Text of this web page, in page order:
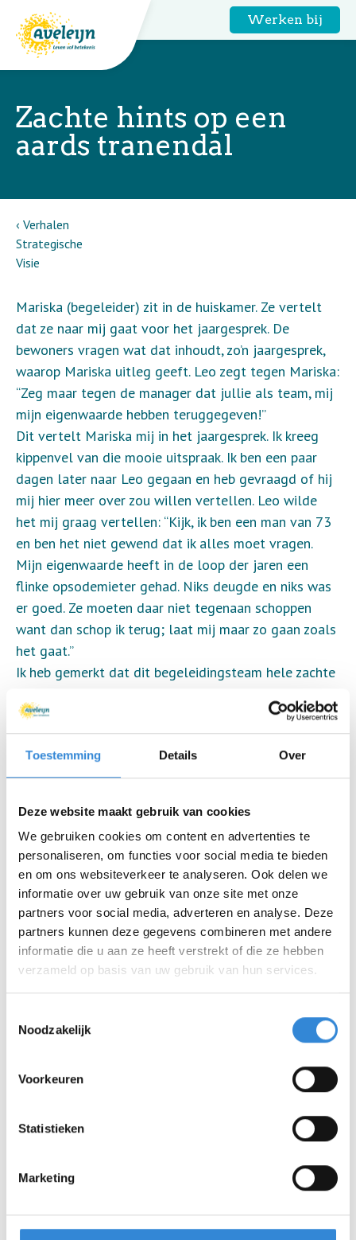
Toestemming Details Over
Deze website maakt gebruik van cookies
We gebruiken cookies om content en advertenties te
personaliseren, om functies voor social media te bieden
en om ons websiteverkeer te analyseren. Ook delen we
informatie over uw gebruik van onze site met onze
partners voor social media, adverteren en analyse. Deze
partners kunnen deze gegevens combineren met andere
informatie die u aan ze heeft verstrekt of die ze hebben
verzameld op basis van uw gebruik van hun services.
Noodzakelijk
Voorkeuren
Statistieken
Marketing
Werken bij
Zachte hints op een
aards tranendal
Verhalen
Strategische
Visie
Mariska (begeleider) zit in de huiskamer. Ze vertelt
dat ze naar mij gaat voor het jaargesprek. De
bewoners vragen wat dat inhoudt, zo’n jaargesprek,
waarop Mariska uitleg geeft. Leo zegt tegen Mariska:
“Zeg maar tegen de manager dat jullie als team, mij
mijn eigenwaarde hebben teruggegeven!”
Dit vertelt Mariska mij in het jaargesprek. Ik kreeg
kippenvel van die mooie uitspraak. Ik ben een paar
dagen later naar Leo gegaan en heb gevraagd of hij
mij hier meer over zou willen vertellen. Leo wilde
het mij graag vertellen: “Kijk, ik ben een man van 73
en ben het niet gewend dat ik alles moet vragen.
Mijn eigenwaarde heeft in de loop der jaren een
flinke opsodemieter gehad. Niks deugde en niks was
er goed. Ze moeten daar niet tegenaan schoppen
want dan schop ik terug; laat mij maar zo gaan zoals
het gaat.”
Ik heb gemerkt dat dit begeleidingsteam hele zachte
even later als het gezegd is doe ik er toch iets mee.
Dat is juist het mooie. Ze proberen mij op een
gedachtegang te zetten, waardoor het misschien wél
lukt. Het gaat ook met kleine beetjes, je kunt niet
ik hier langer woonde, merkte ik ook dat het mij
steeds makkelijker afging en dat mijn eigenwaarde
terugkwam. Dat is waarom ik tegen Mariska zei:
“Jullie hebben als team mij mijn eigenwaarde
teruggegeven! Het geeft mij plezier dat er op dit
aardse tranendal een groep mensen is die van niets
toch een beetje kunnen maken.”